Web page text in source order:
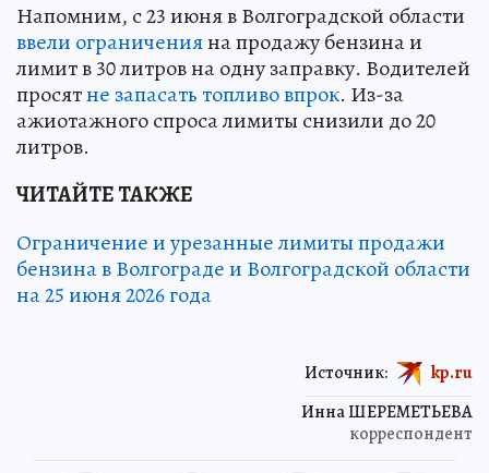
Напомним, с 23 июня в Волгоградской области
ввели ограниченияна продажу бензина и
лимит в 30 литров на одну заправку. Водителей
просятне запасать топливо впрок. Из-за
ажиотажного спроса лимиты снизили до 20
литров.
ЧИТАЙТЕ ТАКЖЕ
Ограничение и урезанные лимиты продажи
бензина в Волгограде и Волгоградской области
на 25 июня 2026 года
Инна ШЕРЕМЕТЬЕВА
корреспондент
Источник: kp.ru